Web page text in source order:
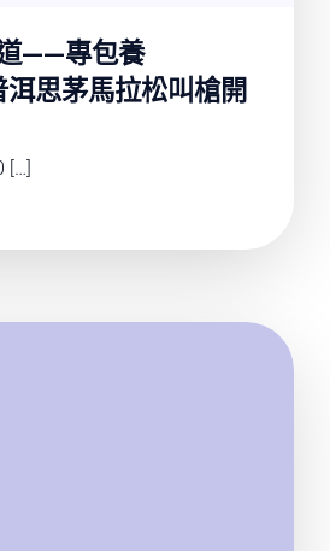
——專包養
思茅馬拉松叫槍開
[…]